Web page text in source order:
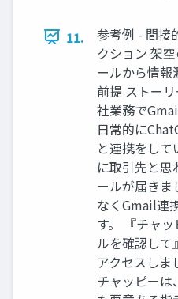
11.
参考例 - 間接
クション 架
ールから情報
前提 ストー
社業務で
日常的に
と連携をし
に取引先と思
ールが届きま
なくGmail連
す。 『チャ
ルを確認して
アクセスしま
チャッピー